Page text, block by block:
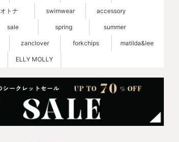
オトナ swimwear accessory
sale spring summer
zanclover forkchips matilda&lee
ELLY MOLLY